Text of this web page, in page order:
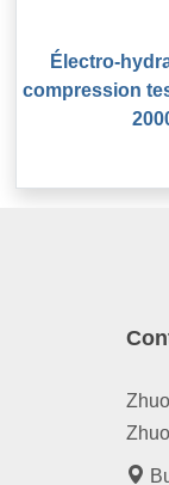
Électro-
compression